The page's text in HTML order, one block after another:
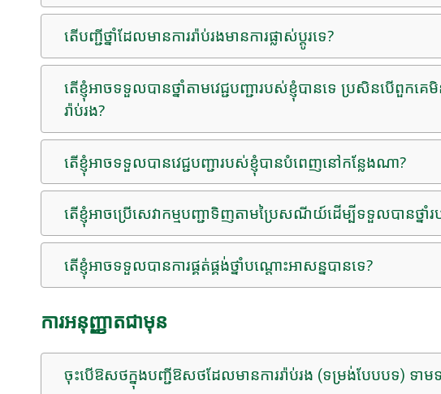
តើ​បញ្ជី​ថ្នាំ​ដែល​មាន​ការ​រ៉ាប់រង​មាន​ការ​ផ្លាស់​ប្តូរ​ទេ?
តើខ្ញុំអាចទទួលបានថ្នាំតាមវេជ្ជបញ្ជារបស់ខ្ញុំបានទេ ប្រសិនបើពួក
រ៉ាប់រង?
តើខ្ញុំអាចទទួលបានវេជ្ជបញ្ជារបស់ខ្ញុំបានបំពេញនៅកន្លែងណា?
តើខ្ញុំអាចប្រើសេវាកម្មបញ្ជាទិញតាមប្រៃសណីយ៍ដើម្បីទទួលបានថ្នាំរ
តើខ្ញុំអាចទទួលបានការផ្គត់ផ្គង់ថ្នាំបណ្តោះអាសន្នបានទេ?
ការអនុញ្ញាតជាមុន
ចុះបើឱសថក្នុងបញ្ជីឱសថដែលមានការរ៉ាប់រង (ទម្រង់បែបបទ) ទាមទ